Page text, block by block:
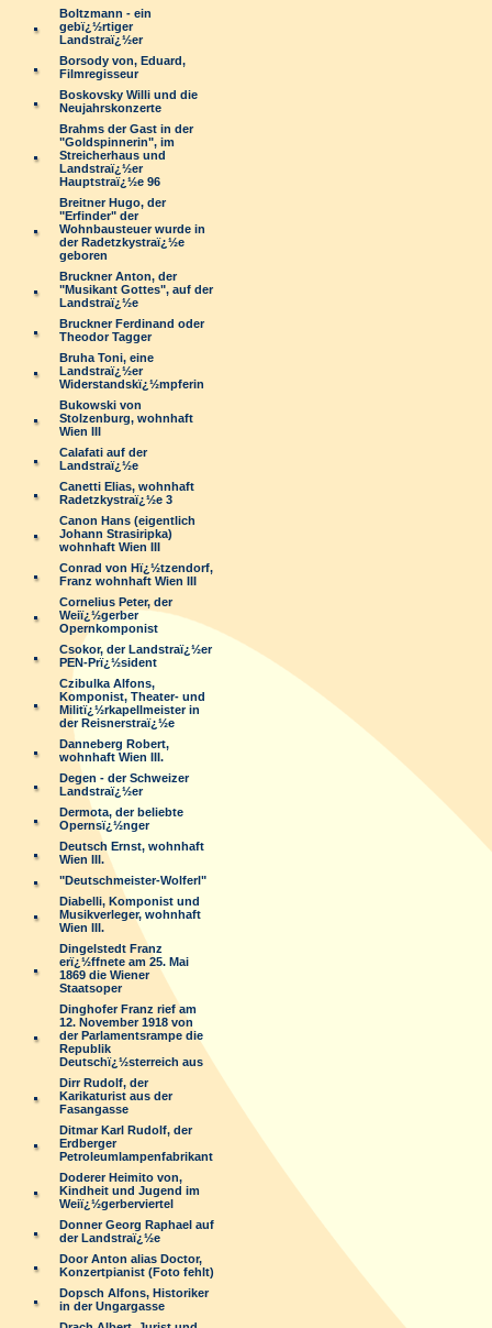
Boltzmann - ein
gebï¿½rtiger
Landstraï¿½er
Borsody von, Eduard,
Filmregisseur
Boskovsky Willi und die
Neujahrskonzerte
Brahms der Gast in der
"Goldspinnerin", im
Streicherhaus und
Landstraï¿½er
Hauptstraï¿½e 96
Breitner Hugo, der
"Erfinder" der
Wohnbausteuer wurde in
der Radetzkystraï¿½e
geboren
Bruckner Anton, der
"Musikant Gottes", auf der
Landstraï¿½e
Bruckner Ferdinand oder
Theodor Tagger
Bruha Toni, eine
Landstraï¿½er
Widerstandskï¿½mpferin
Bukowski von
Stolzenburg, wohnhaft
Wien III
Calafati auf der
Landstraï¿½e
Canetti Elias, wohnhaft
Radetzkystraï¿½e 3
Canon Hans (eigentlich
Johann Strasiripka)
wohnhaft Wien III
Conrad von Hï¿½tzendorf,
Franz wohnhaft Wien III
Cornelius Peter, der
Weiï¿½gerber
Opernkomponist
Csokor, der Landstraï¿½er
PEN-Prï¿½sident
Czibulka Alfons,
Komponist, Theater- und
Militï¿½rkapellmeister in
der Reisnerstraï¿½e
Danneberg Robert,
wohnhaft Wien III.
Degen - der Schweizer
Landstraï¿½er
Dermota, der beliebte
Opernsï¿½nger
Deutsch Ernst, wohnhaft
Wien III.
"Deutschmeister-Wolferl"
Diabelli, Komponist und
Musikverleger, wohnhaft
Wien III.
Dingelstedt Franz
erï¿½ffnete am 25. Mai
1869 die Wiener
Staatsoper
Dinghofer Franz rief am
12. November 1918 von
der Parlamentsrampe die
Republik
Deutschï¿½sterreich aus
Dirr Rudolf, der
Karikaturist aus der
Fasangasse
Ditmar Karl Rudolf, der
Erdberger
Petroleumlampenfabrikant
Doderer Heimito von,
Kindheit und Jugend im
Weiï¿½gerberviertel
Donner Georg Raphael auf
der Landstraï¿½e
Door Anton alias Doctor,
Konzertpianist (Foto fehlt)
Dopsch Alfons, Historiker
in der Ungargasse